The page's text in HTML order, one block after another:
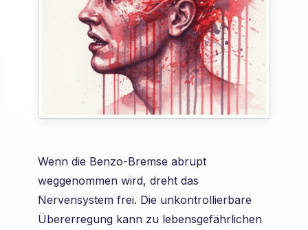
Wenn die Benzo-Bremse abrupt
weggenommen wird, dreht das
Nervensystem frei. Die unkontrollierbare
Übererregung kann zu lebensgefährlichen